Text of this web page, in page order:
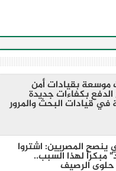
موسعة بقيادات أمن
بكفاءات جديدة
في قيادات البحث والمرور
ينصح المصريين: اشتروا
مبكراً لهذا السبب..
حلوى الرصيف